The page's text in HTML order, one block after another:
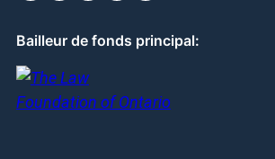
Bailleur de fonds principal: